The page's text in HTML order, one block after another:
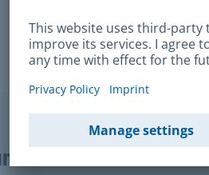
Social Media